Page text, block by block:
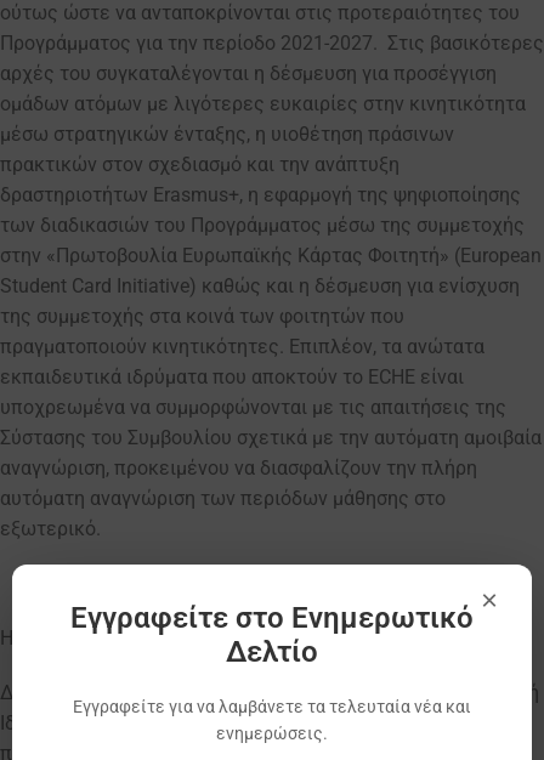
ούτως ώστε να ανταποκρίνονται στις προτεραιότητες του
Προγράμματος για την περίοδο 2021-2027. Στις βασικότερες
αρχές του συγκαταλέγονται η δέσμευση για προσέγγιση
ομάδων ατόμων με λιγότερες ευκαιρίες στην κινητικότητα
μέσω στρατηγικών ένταξης, η υιοθέτηση πράσινων
πρακτικών στον σχεδιασμό και την ανάπτυξη
δραστηριοτήτων Erasmus+, η εφαρμογή της ψηφιοποίησης
των διαδικασιών του Προγράμματος μέσω της συμμετοχής
στην «Πρωτοβουλία Ευρωπαϊκής Κάρτας Φοιτητή» (European
Student Card Initiative) καθώς και η δέσμευση για ενίσχυση
της συμμετοχής στα κοινά των φοιτητών που
πραγματοποιούν κινητικότητες. Επιπλέον, τα ανώτατα
εκπαιδευτικά ιδρύματα που αποκτούν το ΕCHE είναι
υποχρεωμένα να συμμορφώνονται με τις απαιτήσεις της
Σύστασης του Συμβουλίου σχετικά με την αυτόματη αμοιβαία
αναγνώριση, προκειμένου να διασφαλίζουν την πλήρη
αυτόματη αναγνώριση των περιόδων μάθησης στο
εξωτερικό.
Η Πρόσκλησηαφορά:
Δημόσια ή Ιδιωτικά Ανώτατα Εκπαιδευτικά Ιδρύματα, δηλαδή
Ιδρύματα που προσφέρουν αναγνωρισμένα πτυχία ή άλλα
προσόντα ανώτατου επιπέδου και όποια άλλα Ιδρύματα
×
Εγγραφείτε στο Ενημερωτικό
Δελτίο
Εγγραφείτε για να λαμβάνετε τα τελευταία νέα και
ενημερώσεις.